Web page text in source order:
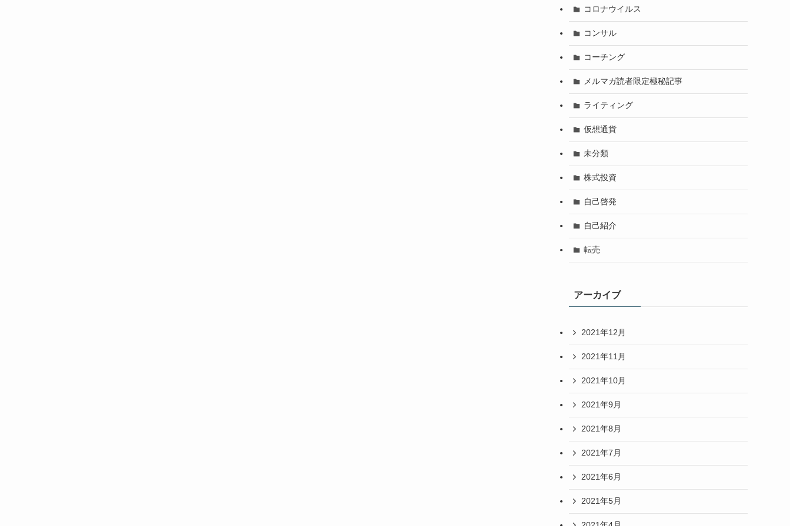
コロナウイルス
コンサル
コーチング
メルマガ読者限定極秘記事
ライティング
仮想通貨
未分類
株式投資
自己啓発
自己紹介
転売
アーカイブ
2021年12月
2021年11月
2021年10月
2021年9月
2021年8月
2021年7月
2021年6月
2021年5月